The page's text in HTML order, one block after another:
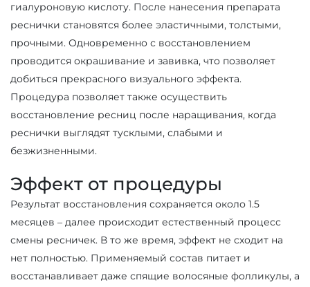
гиалуроновую кислоту. После нанесения препарата
реснички становятся более эластичными, толстыми,
прочными. Одновременно с восстановлением
проводится окрашивание и завивка, что позволяет
добиться прекрасного визуального эффекта.
Процедура позволяет также осуществить
восстановление ресниц после наращивания, когда
реснички выглядят тусклыми, слабыми и
безжизненными.
Эффект от процедуры
Результат восстановления сохраняется около 1.5
месяцев – далее происходит естественный процесс
смены ресничек. В то же время, эффект не сходит на
нет полностью. Применяемый состав питает и
восстанавливает даже спящие волосяные фолликулы, а